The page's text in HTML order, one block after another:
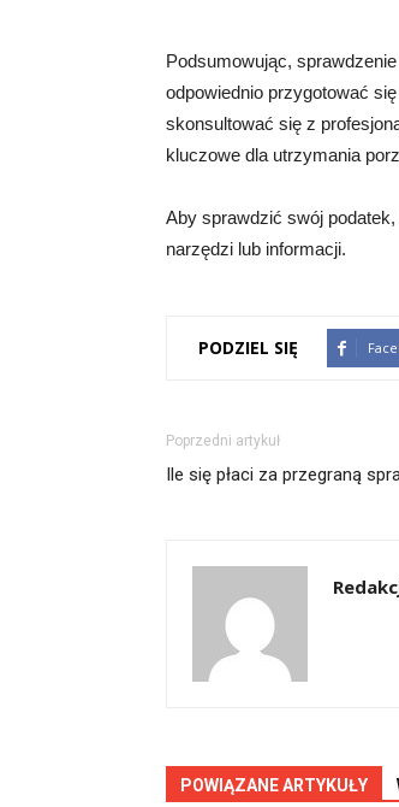
Podsumowując,
odpowiednio przygotować
skonsultować się z
kluczowe dla utrzymania
Aby sprawdzić swój
narzędzi lub informacji.
PODZIEL SIĘ
Poprzedni artykuł
Ile się płaci za przegraną
POWIĄZANE ARTYKUŁY